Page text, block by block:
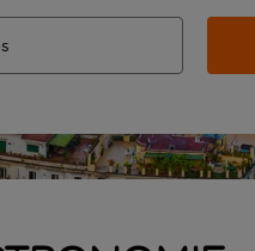
d’origine,
automatique sont